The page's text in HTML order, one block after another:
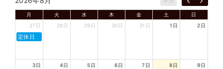
月 火 水 木 金 土
日
27日
定休日
28日 29日 30日 31日 1日 2日
3日 4日 5日 6日 7日 8日 9日